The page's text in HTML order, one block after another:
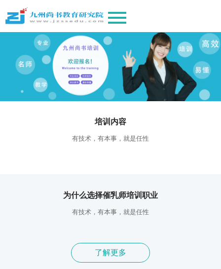
培训内容
有技术，有本事，就是任性
为什么选择催乳师培训职业
有技术，有本事，就是任性
了解更多